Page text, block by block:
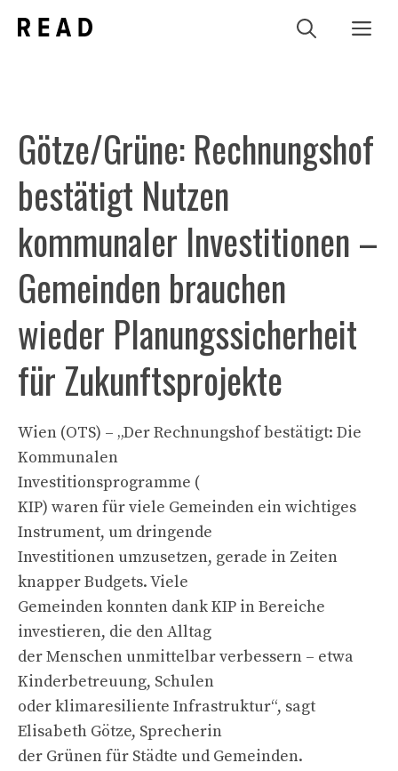
Inhalt
Götze/Grüne: Rechnungshof
bestätigt Nutzen
kommunaler Investitionen –
Gemeinden brauchen
wieder Planungssicherheit
für Zukunftsprojekte
Wien (OTS) – „Der Rechnungshof bestätigt: Die
Kommunalen
Investitionsprogramme (
KIP) waren für viele Gemeinden ein wichtiges
Instrument, um dringende
Investitionen umzusetzen, gerade in Zeiten
knapper Budgets. Viele
Gemeinden konnten dank KIP in Bereiche
investieren, die den Alltag
der Menschen unmittelbar verbessern – etwa
Kinderbetreuung, Schulen
oder klimaresiliente Infrastruktur“, sagt
Elisabeth Götze, Sprecherin
der Grünen für Städte und Gemeinden.